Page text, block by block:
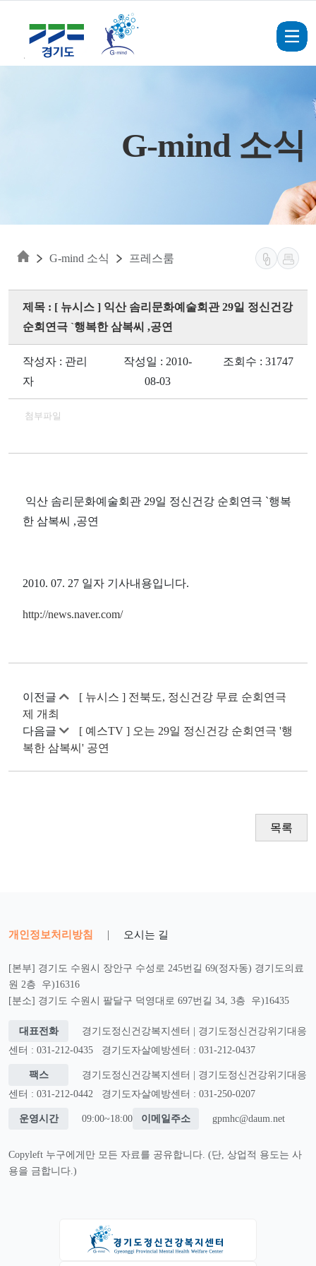
G-mind 소식
G-mind 소식 프레스룸
제목 : [ 뉴시스 ] 익산 솜리문화예술회관 29일 정신건강
순회연극 `행복한 삼복씨 ,공연
작성자 : 관리
자
작성일 : 2010-
08-03
조회수 : 31747
첨부파일
익산 솜리문화예술회관 29일 정신건강 순회연극 `행복
한 삼복씨 ,공연
2010. 07. 27 일자 기사내용입니다.
http://news.naver.com/
이전글
[ 뉴시스 ] 전북도, 정신건강 무료 순회연극
제 개최
다음글
[ 예스TV ] 오는 29일 정신건강 순회연극 '행
복한 삼복씨' 공연
목록
개인정보처리방침 | 오시는 길
[본부] 경기도 수원시 장안구 수성로 245번길 69(정자동) 경기도의료
원 2층 우)16316
[분소] 경기도 수원시 팔달구 덕영대로 697번길 34, 3층 우)16435
대표전화
경기도정신건강복지센터 | 경기도정신건강위기대응
센터 : 031-212-0435
경기도자살예방센터 : 031-212-0437
팩스
경기도정신건강복지센터 | 경기도정신건강위기대응
센터 : 031-212-0442
경기도자살예방센터 : 031-250-0207
운영시간 09:00~18:00 이메일주소 gpmhc@daum.net
Copyleft 누구에게만 모든 자료를 공유합니다. (단, 상업적 용도는 사
용을 금합니다.)